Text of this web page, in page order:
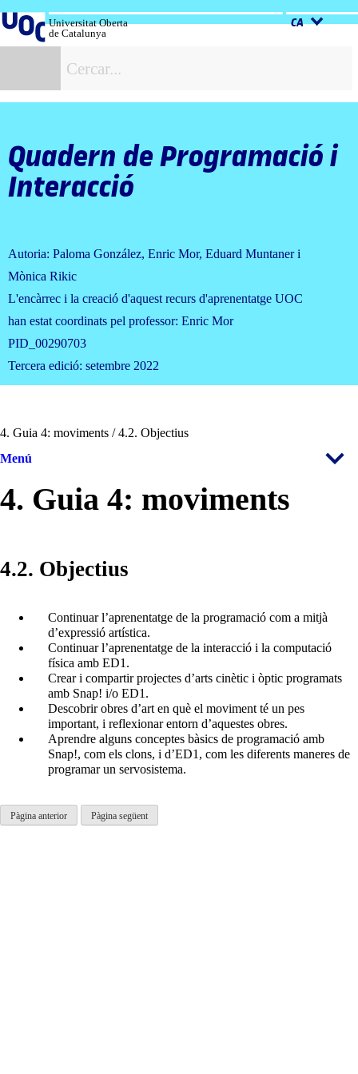
al
contingut
Universitat Oberta
de Catalunya
CA
Quadern de Programació i
Interacció
Autoria: Paloma González, Enric Mor, Eduard Muntaner i
Mònica Rikic
L'encàrrec i la creació d'aquest recurs d'aprenentatge UOC
han estat coordinats pel professor: Enric Mor
PID_00290703
Tercera edició: setembre 2022
4. Guia 4: moviments / 4.2. Objectius
Menú
4. Guia 4: moviments
4.2. Objectius
Continuar l’aprenentatge de la programació com a mitjà
d’expressió artística.
Continuar l’aprenentatge de la interacció i la computació
física amb ED1.
Crear i compartir projectes d’arts cinètic i òptic programats
amb Snap! i/o ED1.
Descobrir obres d’art en què el moviment té un pes
important, i reflexionar entorn d’aquestes obres.
Aprendre alguns conceptes bàsics de programació amb
Snap!, com els clons, i d’ED1, com les diferents maneres de
programar un servosistema.
Pàgina anterior Pàgina següent